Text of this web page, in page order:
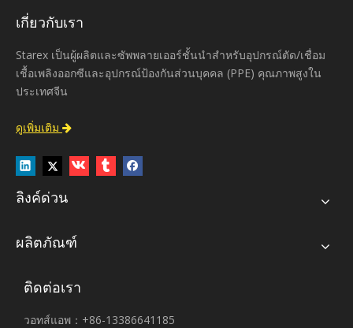
เกี่ยวกับเรา
Starex เป็นผู้ผลิตและซัพพลายเออร์ชั้นนำสำหรับอุปกรณ์ตัด/เชื่อม
เชื้อเพลิงออกซีและอุปกรณ์ป้องกันส่วนบุคคล (PPE) คุณภาพสูงใน
ประเทศจีน
ดูเพิ่มเติม 
ลิงค์ด่วน
ผลิตภัณฑ์
ติดต่อเรา
วอทส์แอพ：+86-13386641185